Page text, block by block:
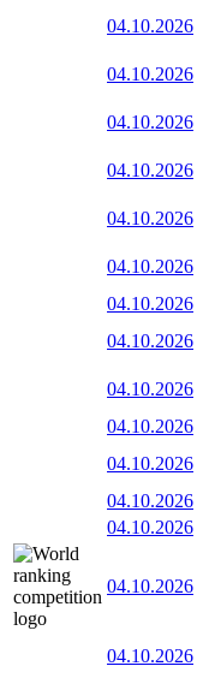
04.10.2026
04.10.2026
04.10.2026
04.10.2026
04.10.2026
04.10.2026
04.10.2026
04.10.2026
04.10.2026
04.10.2026
04.10.2026
04.10.2026
04.10.2026
04.10.2026
04.10.2026